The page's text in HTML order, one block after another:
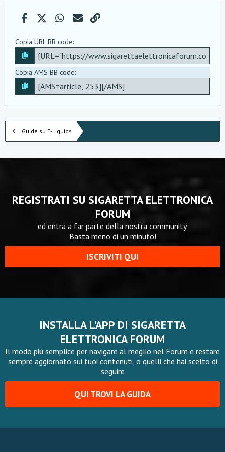
FacebookX (Twitter)WhatsApp
e-mail
Copia URL BB code
Copia AMS BB code
Guide su E-Liquids
REGISTRATI SU SIGARETTA ELETTRONICA
FORUM
ed entra a far parte della nostra community.
Basta meno di un minuto!
ISCRIVITI QUI
INSTALLA L'APP DI SIGARETTA
ELETTRONICA FORUM
Il modo più semplice per navigare al meglio nel Forum e restare
sempre aggiornato sui tuoi contenuti, o quelli che hai scelto di
seguire
QUI TROVI LA GUIDA